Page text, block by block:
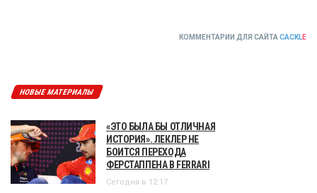
КОММЕНТАРИИ ДЛЯ САЙТА CACKLE
НОВЫЕ МАТЕРИАЛЫ
«ЭТО БЫЛА БЫ ОТЛИЧНАЯ
ИСТОРИЯ». ЛЕКЛЕР НЕ
БОИТСЯ ПЕРЕХОДА
ФЕРСТАППЕНА В FERRARI
Сегодня в 12:17